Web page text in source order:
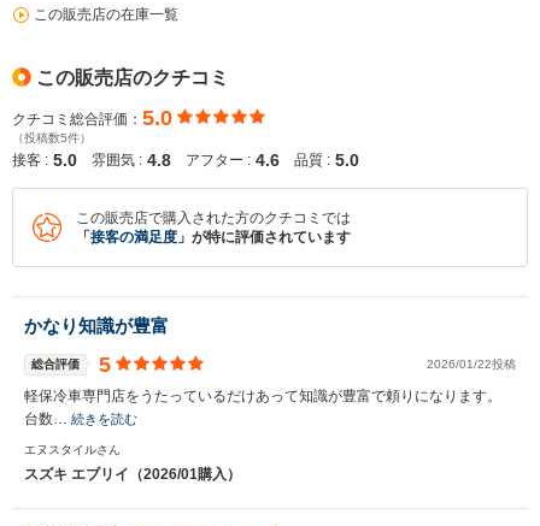
この販売店の在庫一覧
この販売店のクチコミ
クチコミ総合評価： 5.0
（投稿数5件）
接客 : 5.0 雰囲気 : 4.8 アフター : 4.6 品質 : 5.0
この販売店で購入された方のクチコミでは
「 接客の満足度 」が特に評価されています
かなり知識が豊富
総合評価 5 2026/01/22投稿
軽保冷車専門店をうたっているだけあって知識が豊富で頼りになります。
台数… 続きを読む
エヌスタイルさん
スズキ エブリイ（2026/01購入）